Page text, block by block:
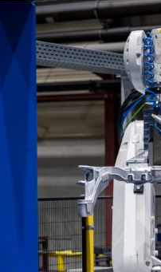
Twitter
LinkedIn